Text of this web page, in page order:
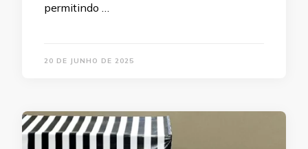
permitindo …
20 DE JUNHO DE 2025